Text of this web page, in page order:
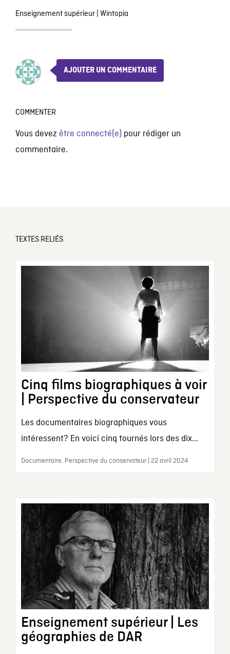
Enseignement supérieur| Wintopia
AJOUTER UN COMMENTAIRE
COMMENTER
Vous devez être connecté(e) pour rédiger un
commentaire.
TEXTES RELIÉS
Cinq films biographiques à voir
| Perspective du conservateur
Les documentaires biographiques vous
intéressent? En voici cinq tournés lors des dix...
Documentaire, Perspective du conservateur | 22 avril 2024
Enseignement supérieur | Les
géographies de DAR